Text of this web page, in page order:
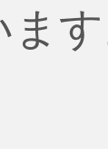
す